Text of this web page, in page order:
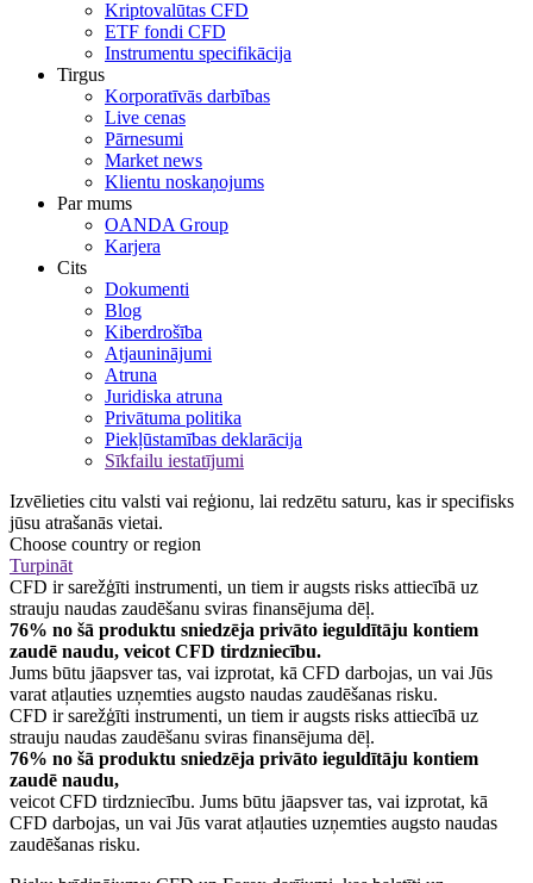
Kriptovalūtas CFD
ETF fondi CFD
Instrumentu specifikācija
Tirgus
Korporatīvās darbības
Live cenas
Pārnesumi
Market news
Klientu noskaņojums
Par mums
OANDA Group
Karjera
Cits
Dokumenti
Blog
Kiberdrošība
Atjauninājumi
Atruna
Juridiska atruna
Privātuma politika
Piekļūstamības deklarācija
Sīkfailu iestatījumi
Izvēlieties citu valsti vai reģionu, lai redzētu saturu, kas ir specifisks
jūsu atrašanās vietai.
Choose country or region
Turpināt
CFD ir sarežģīti instrumenti, un tiem ir augsts risks attiecībā uz
strauju naudas zaudēšanu sviras finansējuma dēļ.
76% no šā produktu sniedzēja privāto ieguldītāju kontiem
zaudē naudu, veicot CFD tirdzniecību.
Jums būtu jāapsver tas, vai izprotat, kā CFD darbojas, un vai Jūs
varat atļauties uzņemties augsto naudas zaudēšanas risku.
CFD ir sarežģīti instrumenti, un tiem ir augsts risks attiecībā uz
strauju naudas zaudēšanu sviras finansējuma dēļ.
76% no šā produktu sniedzēja privāto ieguldītāju kontiem
zaudē naudu,
veicot CFD tirdzniecību. Jums būtu jāapsver tas, vai izprotat, kā
CFD darbojas, un vai Jūs varat atļauties uzņemties augsto naudas
zaudēšanas risku.